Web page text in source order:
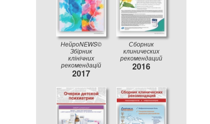
НейроNEWS©
Збірник
клінічних
рекомендацій
2017
Сборник
клинических
рекомендаций
2016